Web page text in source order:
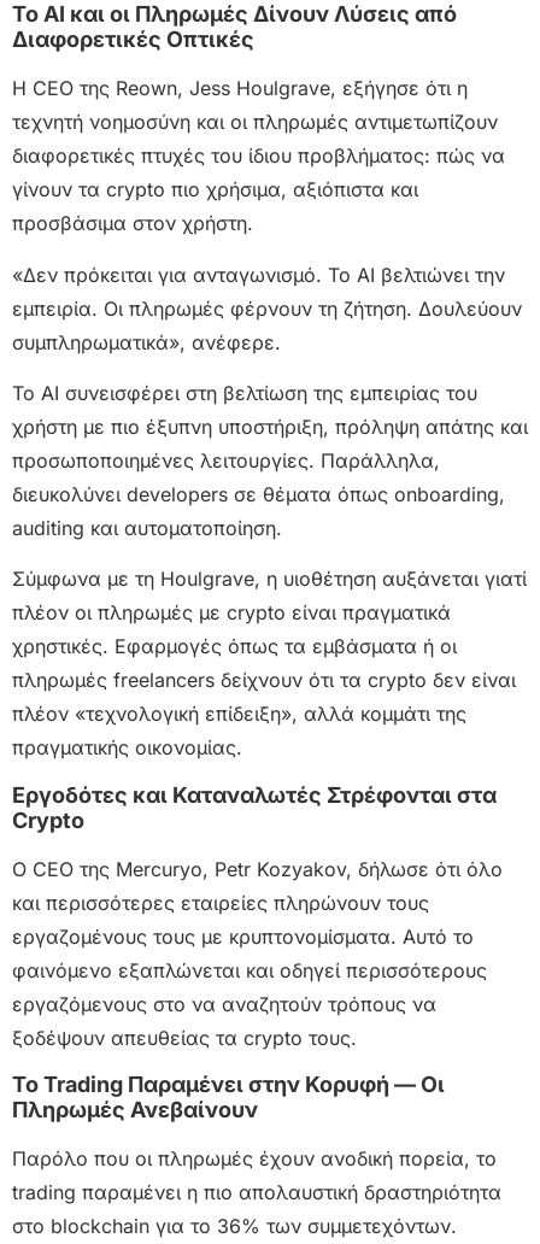
To AI και οι Πληρωμές Δίνουν Λύσεις από
Διαφορετικές Οπτικές
Η CEO της Reown, Jess Houlgrave, εξήγησε ότι η
τεχνητή νοημοσύνη και οι πληρωμές αντιμετωπίζουν
διαφορετικές πτυχές του ίδιου προβλήματος: πώς να
γίνουν τα crypto πιο χρήσιμα, αξιόπιστα και
προσβάσιμα στον χρήστη.
«Δεν πρόκειται για ανταγωνισμό. To AI βελτιώνει την
εμπειρία. Οι πληρωμές φέρνουν τη ζήτηση. Δουλεύουν
συμπληρωματικά», ανέφερε.
To AI συνεισφέρει στη βελτίωση της εμπειρίας του
χρήστη με πιο έξυπνη υποστήριξη, πρόληψη απάτης και
προσωποποιημένες λειτουργίες. Παράλληλα,
διευκολύνει developers σε θέματα όπως onboarding,
auditing και αυτοματοποίηση.
Σύμφωνα με τη Houlgrave, η υιοθέτηση αυξάνεται γιατί
πλέον οι πληρωμές με crypto είναι πραγματικά
χρηστικές. Εφαρμογές όπως τα εμβάσματα ή οι
πληρωμές freelancers δείχνουν ότι τα crypto δεν είναι
πλέον «τεχνολογική επίδειξη», αλλά κομμάτι της
πραγματικής οικονομίας.
Εργοδότες και Καταναλωτές Στρέφονται στα
Crypto
Ο CEO της Mercuryo, Petr Kozyakov, δήλωσε ότι όλο
και περισσότερες εταιρείες πληρώνουν τους
εργαζομένους τους με κρυπτονομίσματα. Αυτό το
φαινόμενο εξαπλώνεται και οδηγεί περισσότερους
εργαζόμενους στο να αναζητούν τρόπους να
ξοδέψουν απευθείας τα crypto τους.
Το Trading Παραμένει στην Κορυφή — Οι
Πληρωμές Ανεβαίνουν
Παρόλο που οι πληρωμές έχουν ανοδική πορεία, το
trading παραμένει η πιο απολαυστική δραστηριότητα
στο blockchain για το 36% των συμμετεχόντων.